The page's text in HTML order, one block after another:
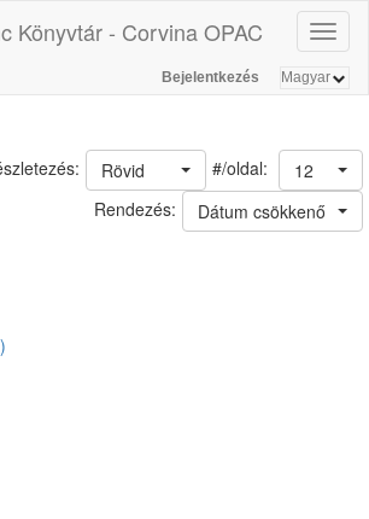
Könyvtár - Corvina OPAC
Bejelentkezés
#/oldal: 12
Rövid
Rendezés:
Dátum csökkenő